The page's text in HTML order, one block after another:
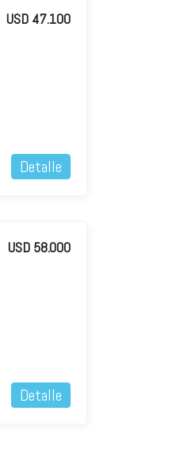
USD 47.100
Detalle
USD 58.000
Detalle